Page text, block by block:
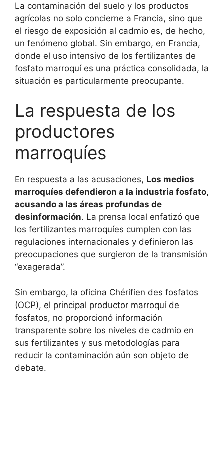
La contaminación del suelo y los productos
agrícolas no solo concierne a Francia, sino que
el riesgo de exposición al cadmio es, de hecho,
un fenómeno global. Sin embargo, en Francia,
donde el uso intensivo de los fertilizantes de
fosfato marroquí es una práctica consolidada, la
situación es particularmente preocupante.
La respuesta de los
productores
marroquíes
En respuesta a las acusaciones, Los medios
marroquíes defendieron a la industria fosfato,
acusando a las áreas profundas de
desinformación. La prensa local enfatizó que
los fertilizantes marroquíes cumplen con las
regulaciones internacionales y definieron las
preocupaciones que surgieron de la transmisión
“exagerada”.
Sin embargo, la oficina Chérifien des fosfatos
(OCP), el principal productor marroquí de
fosfatos, no proporcionó información
transparente sobre los niveles de cadmio en
sus fertilizantes y sus metodologías para
reducir la contaminación aún son objeto de
debate.